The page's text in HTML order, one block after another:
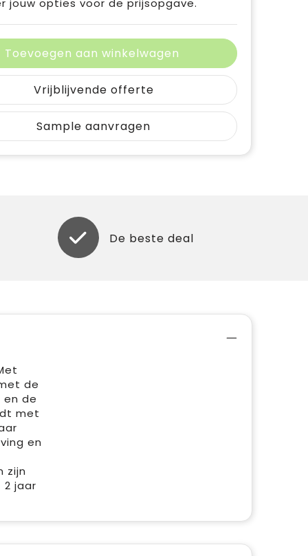
jouw opties voor de prijsopgave.
Toevoegen aan winkelwagen
Vrijblijvende offerte
Sample aanvragen
De beste deal
de
en de
met
en
zijn
2 jaar